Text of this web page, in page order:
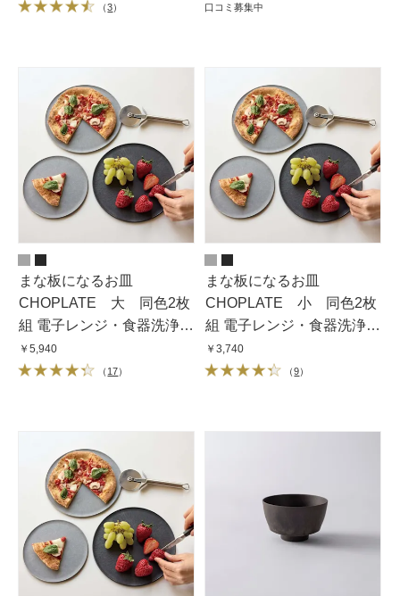
（3） 口コミ募集中
まな板になるお皿
CHOPLATE 大 同色2枚
組 電子レンジ・食器洗浄機
使用可能
￥5,940
（17）
まな板になるお皿
CHOPLATE 小 同色2枚
組 電子レンジ・食器洗浄機
使用可能
￥3,740
（9）